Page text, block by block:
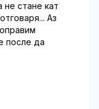
стане кат
Аз
после да